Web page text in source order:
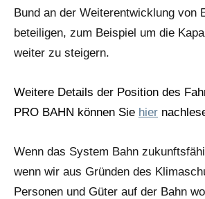
Bund an der Weiterentwicklung von
beteiligen, zum Beispiel um die
weiter zu steigern.
Weitere Details der Position des
PRO BAHN können Sie hier
Wenn das System Bahn
wenn wir aus Gründen des
Personen und Güter auf der Bahn